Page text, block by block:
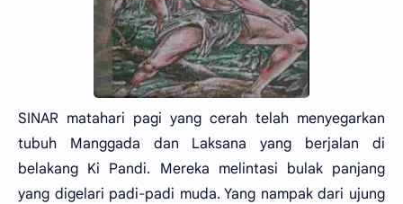
SINAR matahari pagi yang cerah telah menyegarkan
tubuh Manggada dan Laksana yang berjalan di
belakang Ki Pandi. Mereka melintasi bulak panjang
yang digelari padi-padi muda. Yang nampak dari ujung